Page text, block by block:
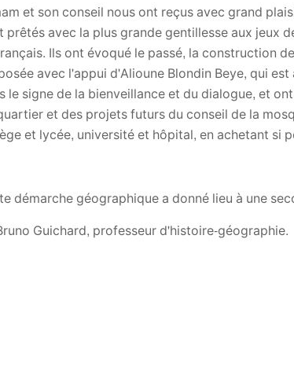
et son conseil nous ont reçus avec grand
prêtés avec la plus grande gentillesse aux jeux
Ils ont évoqué le passé, la construction
avec l'appui d'Alioune Blondin Beye, qui
le signe de la bienveillance et du dialogue, et
et des projets futurs du conseil de la
et lycée, université et hôpital, en achetant si
démarche géographique a donné lieu à une
Guichard, professeur d'histoire-géographie.